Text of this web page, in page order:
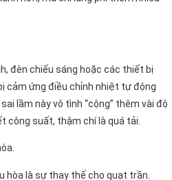
đèn chiếu sáng hoặc các thiết bị
cảm ứng điều chỉnh nhiệt tự động
lầm này vô tình “cộng” thêm vài độ
công suất, thậm chí là quá tải.
hòa là sự thay thế cho quạt trần.